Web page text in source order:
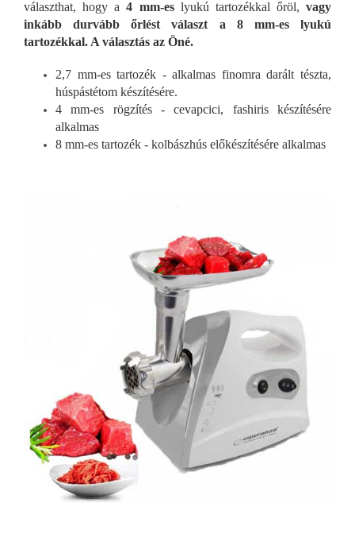
választhat, hogy a4 mm-eslyukú tartozékkal őröl, vagy
inkább durvább őrlést választ a 8 mm-es lyukú
tartozékkal. A választás az Öné.
2,7 mm-es tartozék - alkalmas finomra darált tészta,
húspástétom készítésére.
4 mm-es rögzítés - cevapcici, fashiris készítésére
alkalmas
8 mm-es tartozék - kolbászhús előkészítésére alkalmas